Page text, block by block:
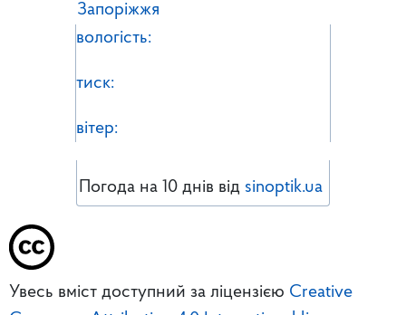
Запоріжжя
вологість:
тиск:
вітер:
Погода на 10 днів від sinoptik.ua
Увесь вміст доступний за ліцензією Creative